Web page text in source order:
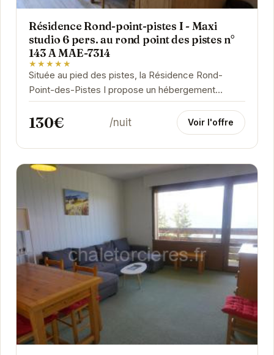
Résidence Rond-point-pistes I - Maxi
studio 6 pers. au rond point des pistes n°
143 A MAE-7314
★★★★★
Située au pied des pistes, la Résidence Rond-
Point-des-Pistes I propose un hébergement
confortable et fonctionnel. Cet appartement est
idéal pour...
130€ /nuit Voir l'offre